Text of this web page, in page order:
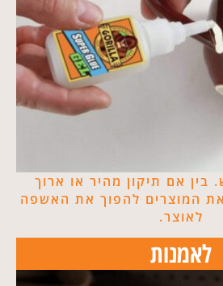
בין אם תיקון מהיר או ארוך
את המוצרים להפוך את האשפה
לאוצר​.
לאמנות